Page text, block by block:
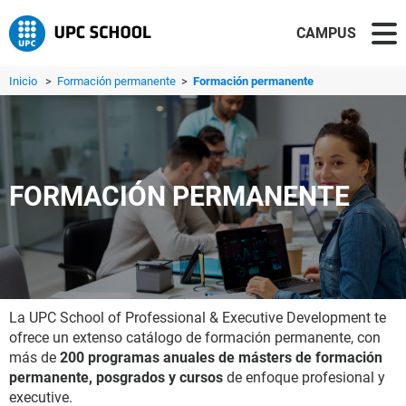
CAMPUS
Inicio > Formación permanente > Formación permanente
FORMACIÓN PERMANENTE
La UPC School of Professional & Executive Development te
ofrece un extenso catálogo de formación permanente, con
más de 200 programas anuales de másters de formación
permanente, posgrados y cursos de enfoque profesional y
executive.